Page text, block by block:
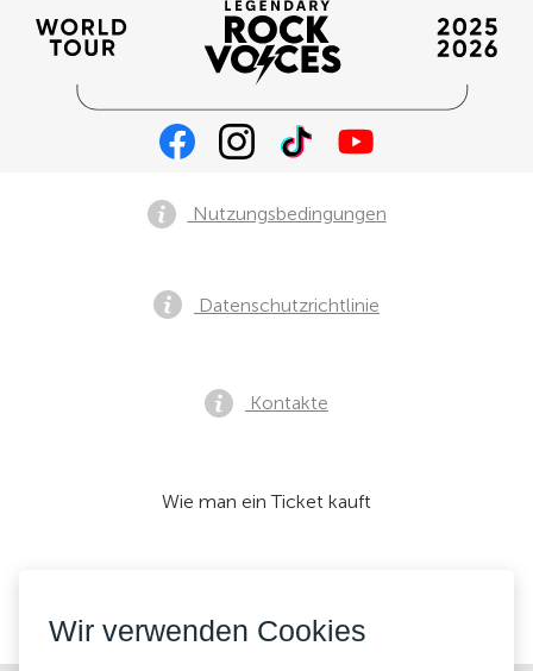
Nutzungsbedingungen
Datenschutzrichtlinie
Kontakte
Wie man ein Ticket kauft
Wir verwenden Cookies